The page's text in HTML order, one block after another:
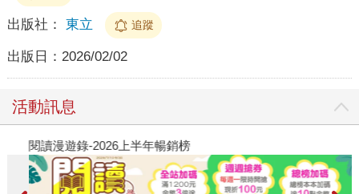
出版社： 東立 追蹤
出版日： 2026/02/02
活動訊息
閱讀漫遊錄-2026上半年暢銷榜